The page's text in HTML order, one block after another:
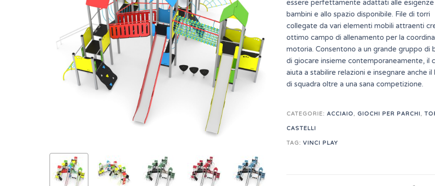
essere perfettamente adattati alle
bambini e allo spazio disponibile. File di torri
collegate da vari elementi mobili attraenti
ottimo campo di allenamento per la
motoria. Consentono a un grande gruppo di
di giocare insieme contemporaneamente, il
aiuta a stabilire relazioni e insegnare anche il
di squadra oltre a una sana competizione.
CATEGORIE: ACCIAIO, GIOCHI PER PARCHI,
CASTELLI
TAG: VINCI PLAY